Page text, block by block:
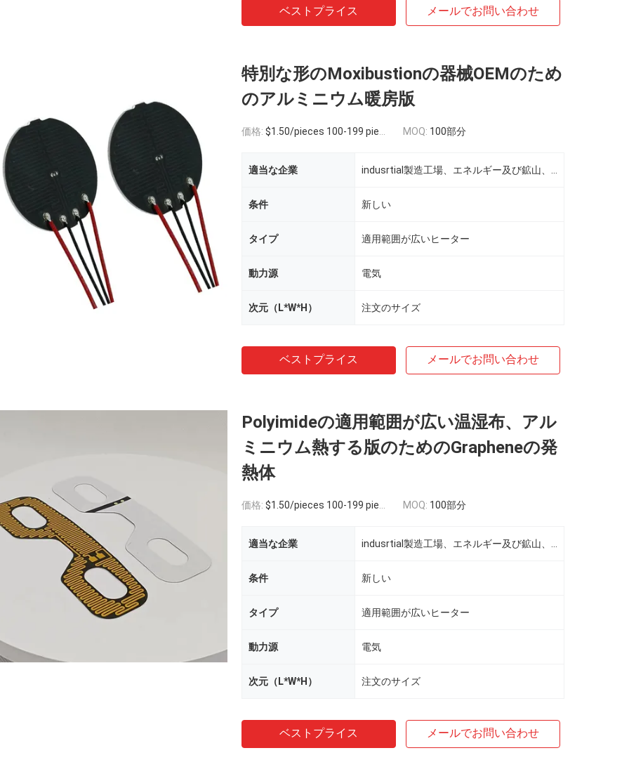
ベストプライス メールでお問い合わせ
特別な形のMoxibustionの器械OEMのため
のアルミニウム暖房版
価格: $1.50/pieces 100-199 pieces MOQ: 100部分
適当な企業
条件 新しい
タイプ 適用範囲が広いヒーター
動力源 電気
次元（L*W*H） 注文のサイズ
ベストプライス メールでお問い合わせ
Polyimideの適用範囲が広い温湿布、アル
ミニウム熱する版のためのGrapheneの発
熱体
価格: $1.50/pieces 100-199 pieces MOQ: 100部分
適当な企業
条件 新しい
タイプ 適用範囲が広いヒーター
動力源 電気
次元（L*W*H） 注文のサイズ
ベストプライス メールでお問い合わせ